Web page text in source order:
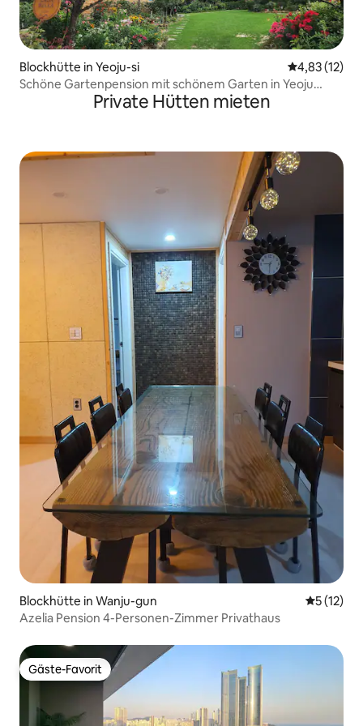
Blockhütte in Yeoju-si
4,83 (12)
Schöne Gartenpension mit schönem Garten in Yeoju
/Blaues Gras 2. Stock Holz Casabella Jstay
Private Hütten mieten
Blockhütte in Wanju-gun
5 (12)
Azelia Pension 4-Personen-Zimmer Privathaus
Gäste-Favorit
Gäste-Favorit